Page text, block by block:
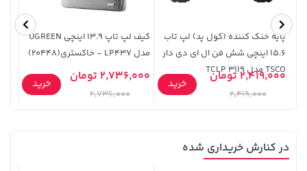
238,000 تومان
پایه خنک کننده (کول پد) لپ تاب
15.6 اینچی شش فن ال ای دی دار
TSCO مدل TCLP 3119
2,419,000 تومان
2,419,000
خرید
کیف لپ تاپ 13.9 اینچی UGREEN
مدل LP437 - خاکستری(20448)
2,736,000 تومان
2,736,000
خرید
در کنارش خریداری شده